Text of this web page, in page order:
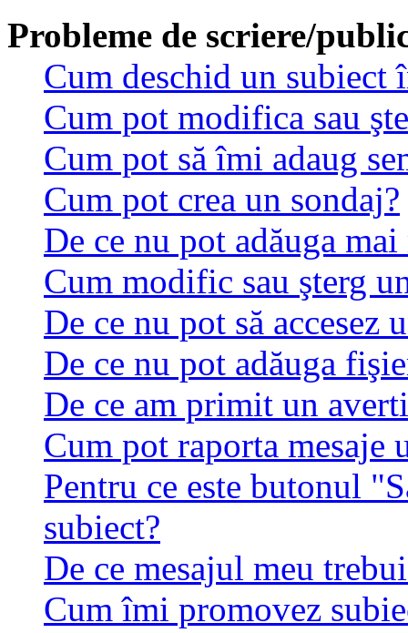
Probleme de scriere/
Cum deschid un subiect
Cum pot modifica sau
Cum pot să îmi adaug
Cum pot crea un sondaj?
De ce nu pot adăuga
Cum modific sau şterg
De ce nu pot să accesez
De ce nu pot adăuga
De ce am primit un
Cum pot raporta mesaje
Pentru ce este butonul
subiect?
De ce mesajul meu
Cum îmi promovez